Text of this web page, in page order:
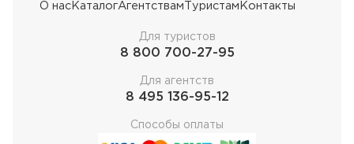
О насКаталогАгентствам Туристам Контакты
Для туристов
8 800 700-27-95
Для агентств
8 495 136-95-12
Способы оплаты